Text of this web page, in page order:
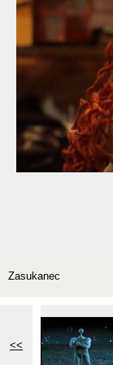
Zasukanec
<<